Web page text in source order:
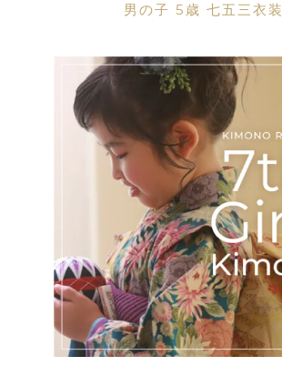
男の子 5歳 七五三衣装